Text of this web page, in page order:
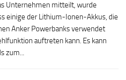
Unternehmen mitteilt, wurde
einige der Lithium-Ionen-Akkus, die
Anker Powerbanks verwendet
auftreten kann. Es kann
zum...